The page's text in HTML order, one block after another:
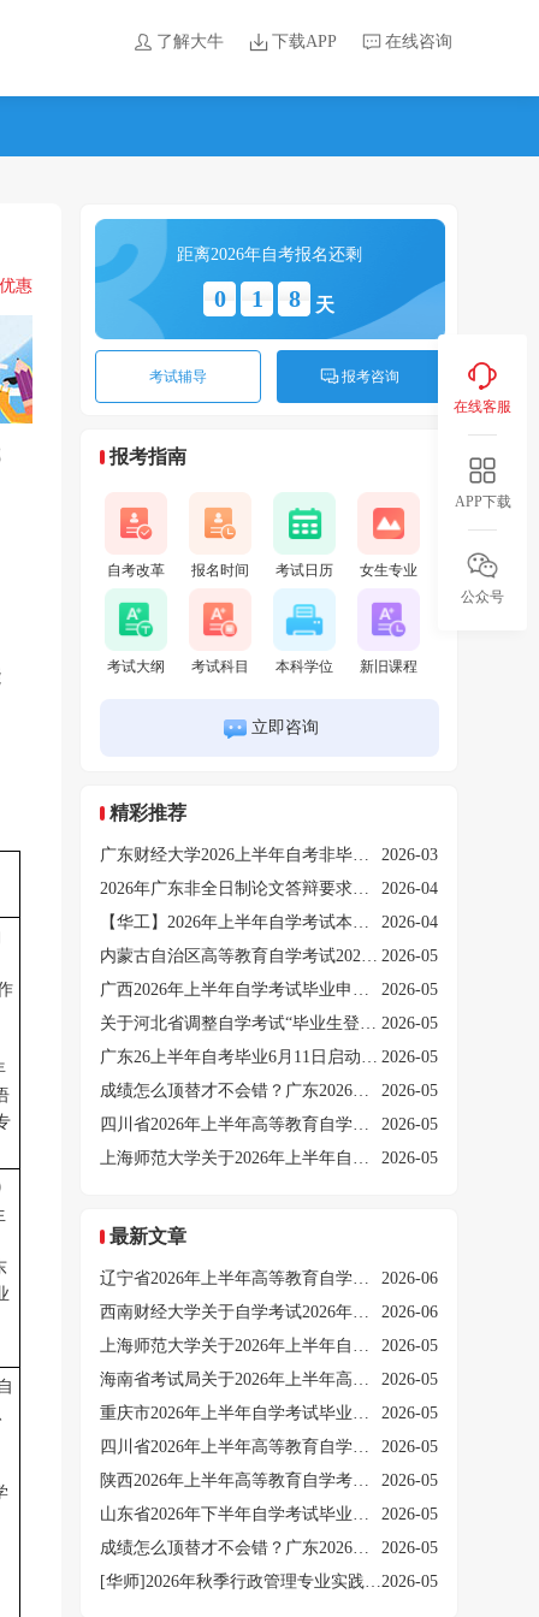
了解大牛 下载APP 在线咨询
惠
距离2026年自考报名还剩
0 1 8 天
考试辅导 报考咨询
报考指南
自考改革 报名时间 考试日历 女生专业
考试大纲 考试科目 本科学位 新旧课程
立即咨询
精彩推荐
广东财经大学2026上半年自考非毕业论文实践性学习环节考试报考的通知
2026-03
2026年广东非全日制论文答辩要求！附上注意事项
2026-04
【华工】2026年上半年自学考试本科毕业生申请学士学位时间
2026-04
内蒙古自治区高等教育自学考试2026年上半年毕业申请工作公告 2026-05
广西2026年上半年自学考试毕业申请及毕业证明书办理公告
2026-05
关于河北省调整自学考试“毕业生登记表证明”办理形式的公告 2026-05
广东26上半年自考毕业6月11日启动！这几件事提前做 2026-05
成绩怎么顶替才不会错？广东2026自考毕业预测操作手册（附详细步骤）
2026-05
四川省2026年上半年高等教育自学考试毕业申请的通告
2026-05
上海师范大学关于2026年上半年自学考试毕业申请的通知
2026-05
最新文章
辽宁省2026年上半年高等教育自学考试毕业申请须知
2026-06
西南财经大学关于自学考试2026年上半年毕业申请及材料审查工作的通知
2026-06
上海师范大学关于2026年上半年自学考试毕业申请的通知
2026-05
海南省考试局关于2026年上半年高等教育自学考试毕业申报事项的公告
2026-05
重庆市2026年上半年自学考试毕业申请办理有关事宜的公告
2026-05
四川省2026年上半年高等教育自学考试毕业申请的通告
2026-05
陕西2026年上半年高等教育自学考试毕业证书申办须知
2026-05
山东省2026年下半年自学考试毕业及实践性环节考核报名工作的通知
2026-05
成绩怎么顶替才不会错？广东2026自考毕业预测操作手册（附详细步骤）
2026-05
[华师]2026年秋季行政管理专业实践性环节考核及毕业论文考试通知2026-05
在线客服
APP下载
公众号